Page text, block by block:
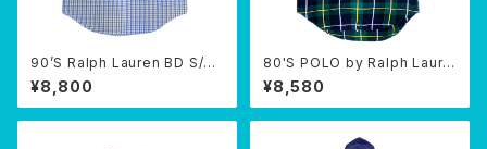
90’S Ralph Lauren BD S/S
shirt
¥8,800
80'S POLO by Ralph Laure
n B/D SHIRTS
¥8,580